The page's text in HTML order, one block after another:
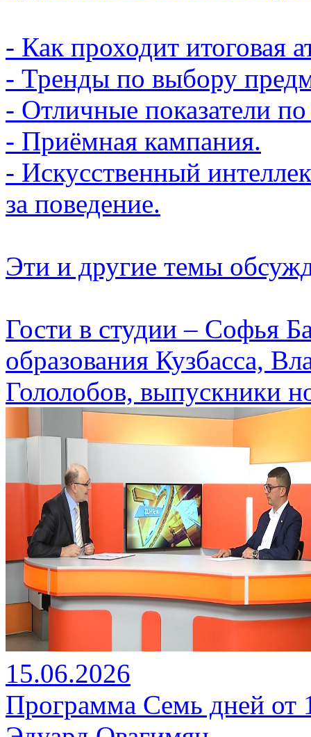
- Как проходит итоговая
- Тренды по выбору
- Отличные показатели
- Приёмная кампания.
- Искусственный
за поведение.
Эти и другие темы
Гости в студии – Софья
образования Кузбасса,
Гололобов, выпускники
15.06.2026
Программа Семь дней от